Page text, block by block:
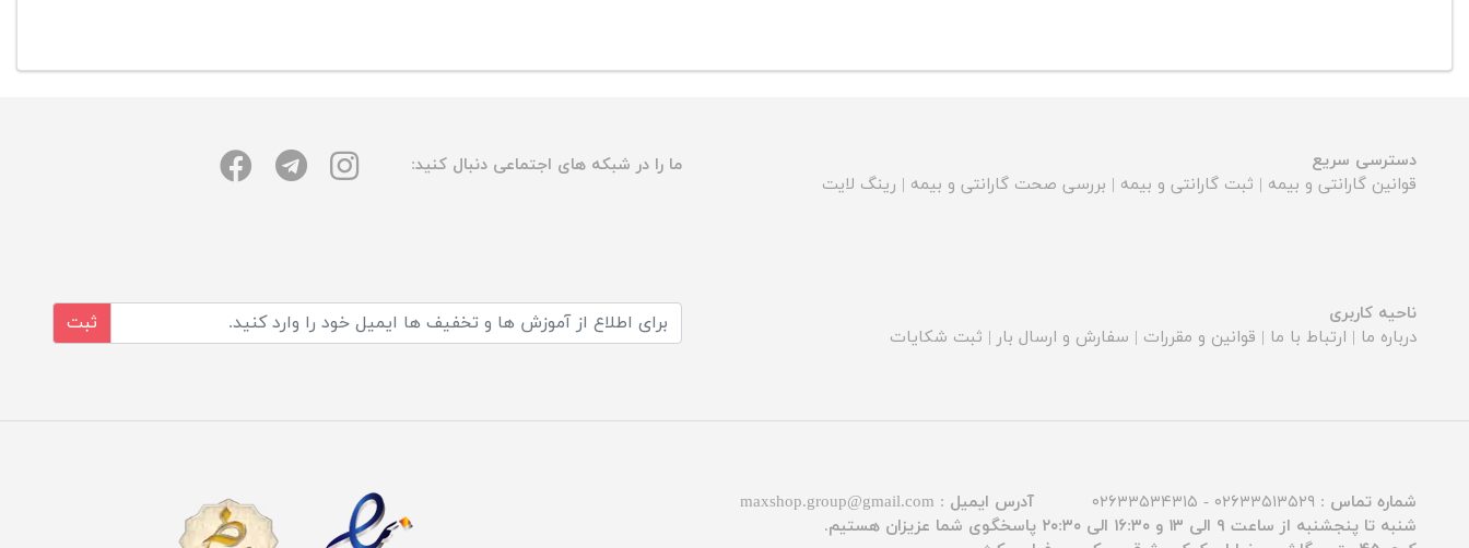
دسترسی سریع
قوانین گارانتی و بیمه | ثبت گارانتی و بیمه | بررسی صحت گارانتی و بیمه | رینگ لایت
ما را در شبکه های اجتماعی دنبال کنید:
ناحیه کاربری
درباره ما | ارتباط با ما | قوانین و مقررات | سفارش و ارسال بار | ثبت شکایات
ثبت
شماره تماس : ۰۲۶۳۳۵۱۳۵۲۹ - ۰۲۶۳۳۵۳۴۳۱۵ آدرس ایمیل : maxshop.group@gmail.com
شنبه تا پنجشنبه از ساعت ۹ الی ۱۳ و ۱۶:۳۰ الی ۲۰:۳۰ پاسخگوی شما عزیزان هستیم.